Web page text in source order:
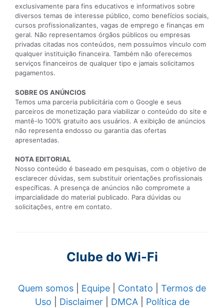
exclusivamente para fins educativos e informativos sobre
diversos temas de interesse público, como benefícios sociais,
cursos profissionalizantes, vagas de emprego e finanças em
geral. Não representamos órgãos públicos ou empresas
privadas citadas nos conteúdos, nem possuímos vínculo com
qualquer instituição financeira. Também não oferecemos
serviços financeiros de qualquer tipo e jamais solicitamos
pagamentos.
SOBRE OS ANÚNCIOS
Temos uma parceria publicitária com o Google e seus
parceiros de monetização para viabilizar o conteúdo do site e
mantê-lo 100% gratuito aos usuários. A exibição de anúncios
não representa endosso ou garantia das ofertas
apresentadas.
NOTA EDITORIAL
Nosso conteúdo é baseado em pesquisas, com o objetivo de
esclarecer dúvidas, sem substituir orientações profissionais
específicas. A presença de anúncios não compromete a
imparcialidade do material publicado. Para dúvidas ou
solicitações, entre em contato.
Clube do Wi-Fi
Quem somos Equipe Contato
Termos de
Uso
Disclaimer| DMCA| Política de